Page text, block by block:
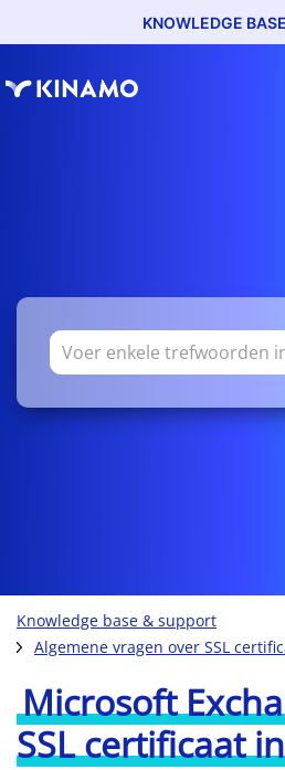
KNOWLEDGE
Knowledge base & support
Algemene vragen over SSL
Microsoft
SSL certificaat